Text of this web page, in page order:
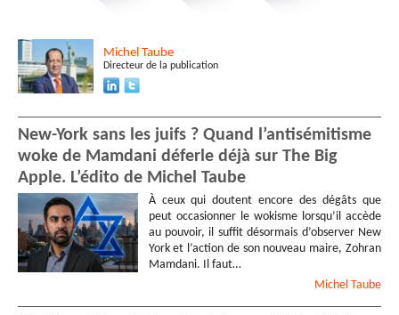
Michel Taube
Directeur de la publication
New-York sans les juifs ? Quand l’antisémitisme
woke de Mamdani déferle déjà sur The Big
Apple. L’édito de Michel Taube
À ceux qui doutent encore des dégâts que
peut occasionner le wokisme lorsqu’il accède
au pouvoir, il suffit désormais d’observer New
York et l’action de son nouveau maire, Zohran
Mamdani. Il faut…
Michel Taube